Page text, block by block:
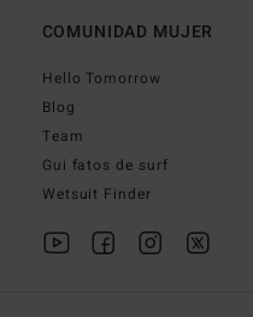
COMUNIDAD MUJER
Hello Tomorrow
Blog
Team
Gui fatos de surf
Wetsuit Finder